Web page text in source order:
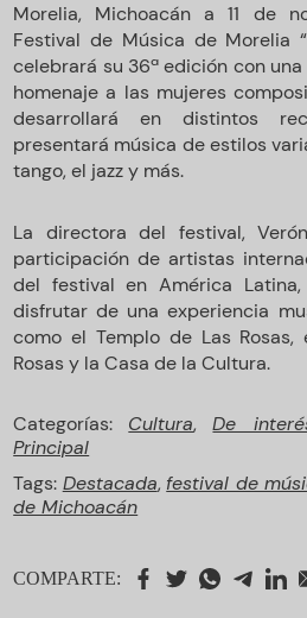
Morelia, Michoacán a 11 de
Festival de Música de Morelia
celebrará su 36ª edición con
homenaje a las mujeres
desarrollará en distintos
presentará música de estilos
tango, el jazz y más.
La directora del festival,
participación de artistas
del festival en América
disfrutar de una experiencia
como el Templo de Las
Rosas y la Casa de la Cultura.
Categorías: Cultura,De
Principal
Tags: Destacada, festival de
de Michoacán
COMPARTE: